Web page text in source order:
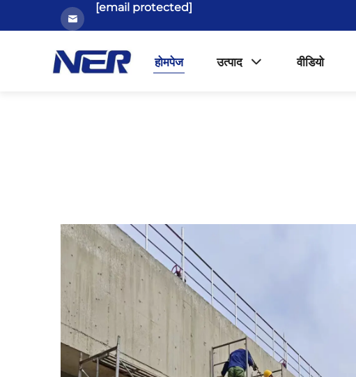
[email protected]
होमपेज उत्पाद वीडियो